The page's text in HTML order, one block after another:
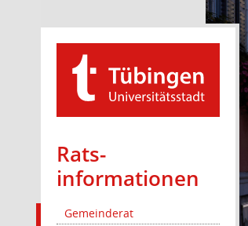
Rats­
informationen
Gemeinderat